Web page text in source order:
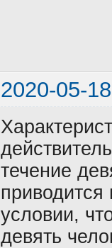
2020-05-
течение
приводится
условии,
девять